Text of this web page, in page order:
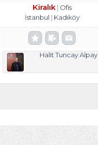
Kiralık
Ofis
İstanbul
Kadıköy
Halit Tuncay Alpay